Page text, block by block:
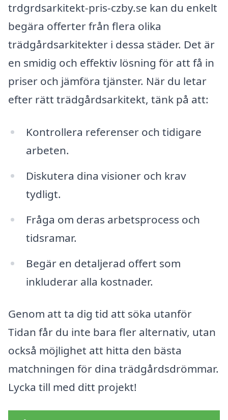
trdgrdsarkitekt-pris-czby.se kan du enkelt
begära offerter från flera olika
trädgårdsarkitekter i dessa städer. Det är
en smidig och effektiv lösning för att få in
priser och jämföra tjänster. När du letar
efter rätt trädgårdsarkitekt, tänk på att:
Kontrollera referenser och tidigare
arbeten.
Diskutera dina visioner och krav
tydligt.
Fråga om deras arbetsprocess och
tidsramar.
Begär en detaljerad offert som
inkluderar alla kostnader.
Genom att ta dig tid att söka utanför
Tidan får du inte bara fler alternativ, utan
också möjlighet att hitta den bästa
matchningen för dina trädgårdsdrömmar.
Lycka till med ditt projekt!